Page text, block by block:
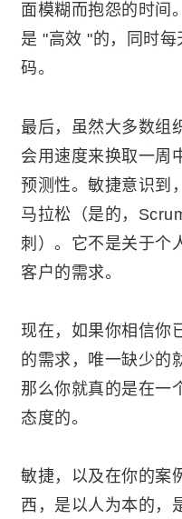
面模糊而抱怨的时间
是 "高效 "的，同时
码。
最后，虽然大多数组
会用速度来换取一周
预测性。敏捷意识到
马拉松（是的，
刺）。它不是关于个
客户的需求。
现在，如果你相信你
的需求，唯一缺少的
那么你就真的是在一
态度的。
敏捷，以及在你的案
西，是以人为本的，